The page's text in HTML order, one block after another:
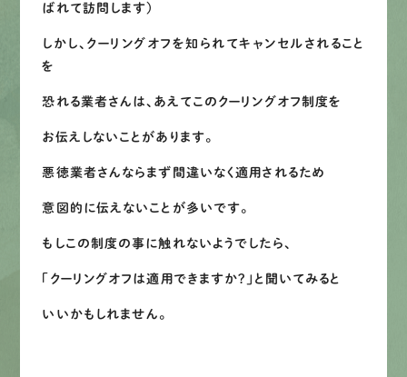
ばれて訪問します）
しかし、クーリングオフを知られてキャンセルされること
を
恐れる業者さんは、あえてこのクーリングオフ制度を
お伝えしないことがあります。
悪徳業者さんならまず間違いなく適用されるため
意図的に伝えないことが多いです。
もしこの制度の事に触れないようでしたら、
「クーリングオフは適用できますか?」と聞いてみると
いいかもしれません。